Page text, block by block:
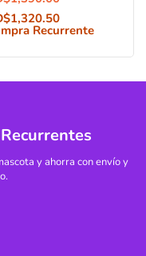
1,320.50
Recurrente
y ahorra con envío y